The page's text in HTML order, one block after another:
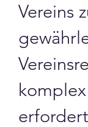
Vereins
erfordert